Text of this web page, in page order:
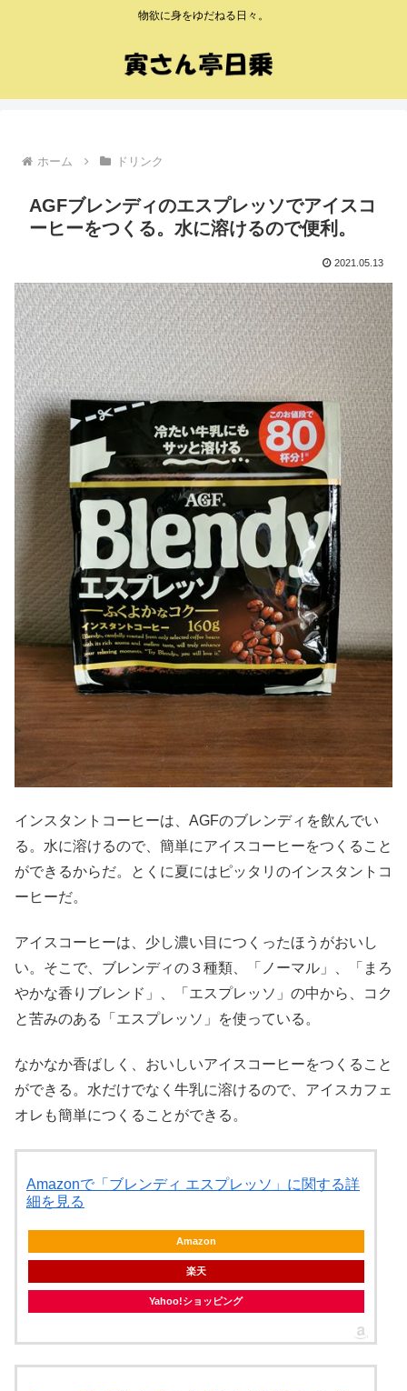
物欲に身をゆだねる日々。
ホーム ドリンク
AGFブレンディのエスプレッソでアイスコ
ーヒーをつくる。水に溶けるので便利。
2021.05.13
インスタントコーヒーは、AGFのブレンディを飲んでい
る。水に溶けるので、簡単にアイスコーヒーをつくること
ができるからだ。とくに夏にはピッタリのインスタントコ
ーヒーだ。
アイスコーヒーは、少し濃い目につくったほうがおいし
い。そこで、ブレンディの３種類、「ノーマル」、「まろ
やかな香りブレンド」、「エスプレッソ」の中から、コク
と苦みのある「エスプレッソ」を使っている。
なかなか香ばしく、おいしいアイスコーヒーをつくること
ができる。水だけでなく牛乳に溶けるので、アイスカフェ
オレも簡単につくることができる。
Amazonで「ブレンディ エスプレッソ」に関する詳
細を見る
Amazon
楽天
Yahoo!ショッピング